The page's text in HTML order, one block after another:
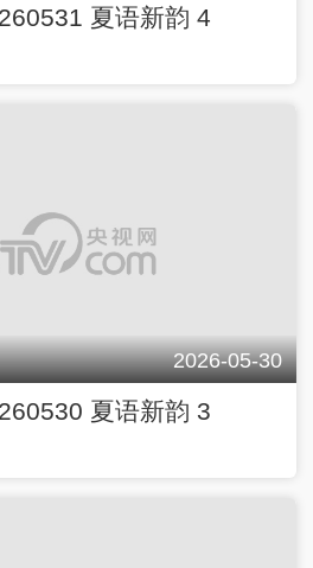
夏语新韵 4
2026-05-30
夏语新韵 3